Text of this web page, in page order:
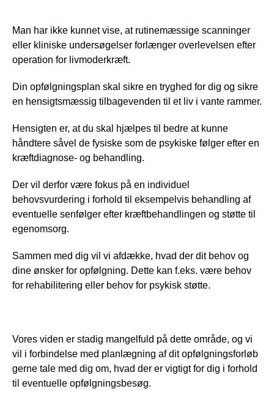
Man har ikke kunnet vise, at rutinemæssige scanninger
eller kliniske undersøgelser forlænger overlevelsen efter
operation for livmoderkræft.
Din opfølgningsplan skal sikre en tryghed for dig og sikre
en hensigtsmæssig tilbagevenden til et liv i vante rammer.
Hensigten er, at du skal hjælpes til bedre at kunne
håndtere såvel de fysiske som de psykiske følger efter en
kræftdiagnose- og behandling.
Der vil derfor være fokus på en individuel
behovsvurdering i forhold til eksempelvis behandling af
eventuelle senfølger efter kræftbehandlingen og støtte til
egenomsorg.
Sammen med dig vil vi afdække, hvad der dit behov og
dine ønsker for opfølgning. Dette kan f.eks. være behov
for rehabilitering eller behov for psykisk støtte.
Vores viden er stadig mangelfuld på dette område, og vi
vil i forbindelse med planlægning af dit opfølgningsforløb
gerne tale med dig om, hvad der er vigtigt for dig i forhold
til eventuelle opfølgningsbesøg.